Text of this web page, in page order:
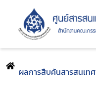
ผลการสืบค้นสารสนเทศ